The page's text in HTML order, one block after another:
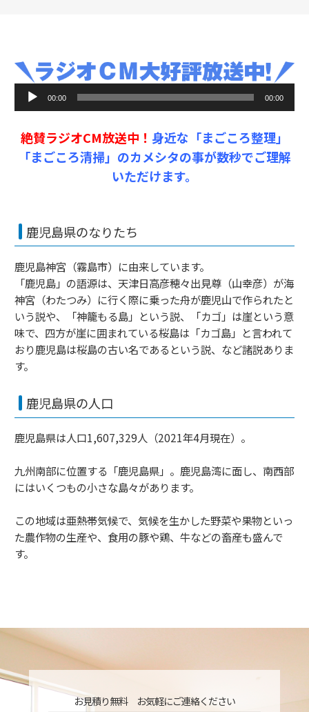
レ
00:00 00:00
絶賛ラジオCM放送中！ 身近な「まごころ整理」
「まごころ清掃」のカメシタの事が数秒でご理解
いただけます。
鹿児島県のなりたち
鹿児島神宮（霧島市）に由来しています。
「鹿児島」の語源は、天津日高彦穂々出見尊（山幸彦）が海
神宮（わたつみ）に行く際に乗った舟が鹿児山で作られたと
いう説や、「神籠もる島」という説、「カゴ」は崖という意
味で、四方が崖に囲まれている桜島は「カゴ島」と言われて
おり鹿児島は桜島の古い名であるという説、など諸説ありま
す。
鹿児島県の人口
鹿児島県は人口1,607,329人（2021年4月現在）。
九州南部に位置する「鹿児島県」。鹿児島湾に面し、南西部
にはいくつもの小さな島々があります。
この地域は亜熱帯気候で、気候を生かした野菜や果物といっ
た農作物の生産や、食用の豚や鶏、牛などの畜産も盛んで
す。
お見積り無料 お気軽にご連絡ください